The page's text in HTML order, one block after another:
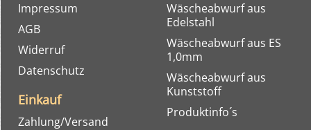
Wäscheabwurf aus
Edelstahl
Wäscheabwurf aus ES
1,0mm
Wäscheabwurf aus
Kunststoff
Produktinfo´s
Impressum
AGB
Widerruf
Datenschutz
Einkauf
Zahlung/Versand